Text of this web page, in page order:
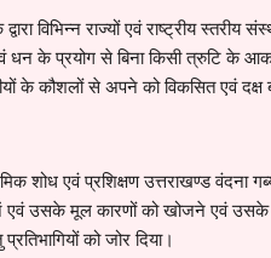
विभिन्न राज्यों एवं राष्ट्रीय
के प्रयोग से बिना किसी त्रुटि के
के कौशलों से अपने को विकसित एवं दक्ष
एवं प्रशिक्षण उत्तराखण्ड वंदना
उसके मूल कारणों को खोजने एवं उसके
को जोर दिया।